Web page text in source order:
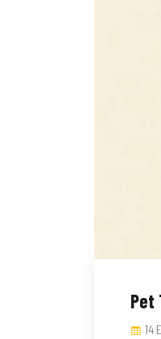
Pet
14